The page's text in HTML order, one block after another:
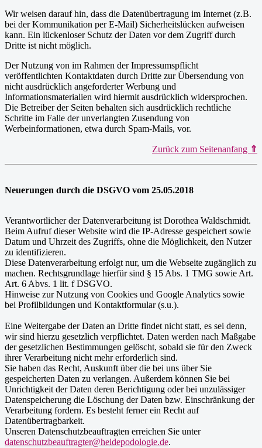
Wir weisen darauf hin, dass die Datenübertragung im Internet (z.B.
bei der Kommunikation per E-Mail) Sicherheitslücken aufweisen
kann. Ein lückenloser Schutz der Daten vor dem Zugriff durch
Dritte ist nicht möglich.
Der Nutzung von im Rahmen der Impressumspflicht
veröffentlichten Kontaktdaten durch Dritte zur Übersendung von
nicht ausdrücklich angeforderter Werbung und
Informationsmaterialien wird hiermit ausdrücklich widersprochen.
Die Betreiber der Seiten behalten sich ausdrücklich rechtliche
Schritte im Falle der unverlangten Zusendung von
Werbeinformationen, etwa durch Spam-Mails, vor.
Zurück zum Seitenanfang ⇑
Neuerungen durch die DSGVO vom 25.05.2018
Verantwortlicher der Datenverarbeitung ist Dorothea Waldschmidt.
Beim Aufruf dieser Website wird die IP-Adresse gespeichert sowie
Datum und Uhrzeit des Zugriffs, ohne die Möglichkeit, den Nutzer
zu identifizieren.
Diese Datenverarbeitung erfolgt nur, um die Webseite zugänglich zu
machen. Rechtsgrundlage hierfür sind § 15 Abs. 1 TMG sowie Art.
Art. 6 Abvs. 1 lit. f DSGVO.
Hinweise zur Nutzung von Cookies und Google Analytics sowie
bei Profilbildungen und Kontaktformular (s.u.).
Eine Weitergabe der Daten an Dritte findet nicht statt, es sei denn,
wir sind hierzu gesetzlich verpflichtet. Daten werden nach Maßgabe
der gesetzlichen Bestimmungen gelöscht, sobald sie für den Zweck
ihrer Verarbeitung nicht mehr erforderlich sind.
Sie haben das Recht, Auskunft über die bei uns über Sie
gespeicherten Daten zu verlangen. Außerdem können Sie bei
Unrichtigkeit der Daten deren Berichtigung oder bei unzulässiger
Datenspeicherung die Löschung der Daten bzw. Einschränkung der
Verarbeitung fordern. Es besteht ferner ein Recht auf
Datenübertragbarkeit.
Unseren Datenschutzbeauftragten erreichen Sie unter
datenschutzbeauftragter@heidepodologie.de.